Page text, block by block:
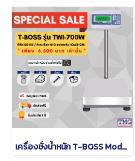
เครื่องชั่งน้ำหนัก T-BOSS Model TWI-700W